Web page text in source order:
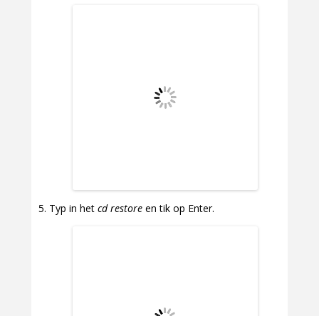
Typ in het cd restore en tik op Enter.